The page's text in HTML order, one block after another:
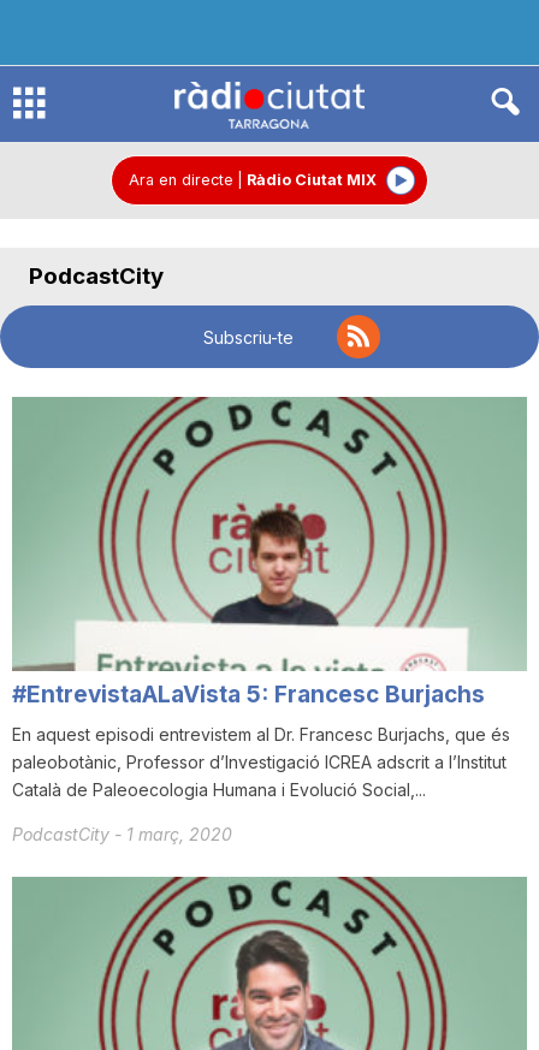
R
a
t
Ara en directe Ràdio Ciutat MIX
PodcastCity
Subscriu-te
#EntrevistaALaVista 5: Francesc Burjachs
En aquest episodi entrevistem al Dr. Francesc Burjachs, que és
paleobotànic, Professor d’Investigació ICREA adscrit a l’Institut
Català de Paleoecologia Humana i Evolució Social,...
PodcastCity - 1 març, 2020